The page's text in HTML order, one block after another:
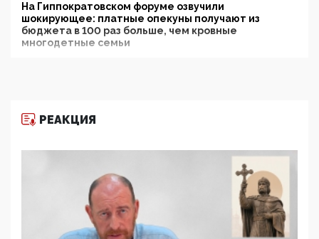
На Гиппократовском форуме озвучили
шокирующее: платные опекуны получают из
бюджета в 100 раз больше, чем кровные
многодетные семьи
11:53, 09 Июня 2026
деятельность ИИТО ЮНЕСКО в России, но
цифроглобалисты продолжают определять
повестку в образовании
09:43, 01 Июня 2026
5G за счет здоровья граждан: Минцифры намерено
отобрать у регионов и муниципалитетов право
РЕАКЦИЯ